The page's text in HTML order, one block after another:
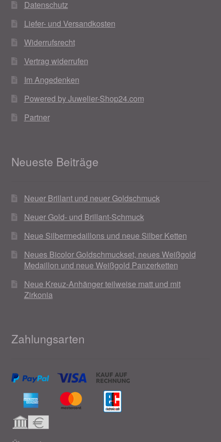
Datenschutz
Liefer- und Versandkosten
Widerrufsrecht
Vertrag widerrufen
Im Angedenken
Powered by Juwelier-Shop24.com
Partner
Neueste Beiträge
Neuer Brillant und neuer Goldschmuck
Neuer Gold- und Brillant-Schmuck
Neue Silbermedaillons und neue Silber Ketten
Neues Bicolor Goldschmuckset, neues Weißgold
Medaillon und neue Weißgold Panzerketten
Neue Kreuz-Anhänger teilweise matt und mit
Zirkonia
Zahlungsarten